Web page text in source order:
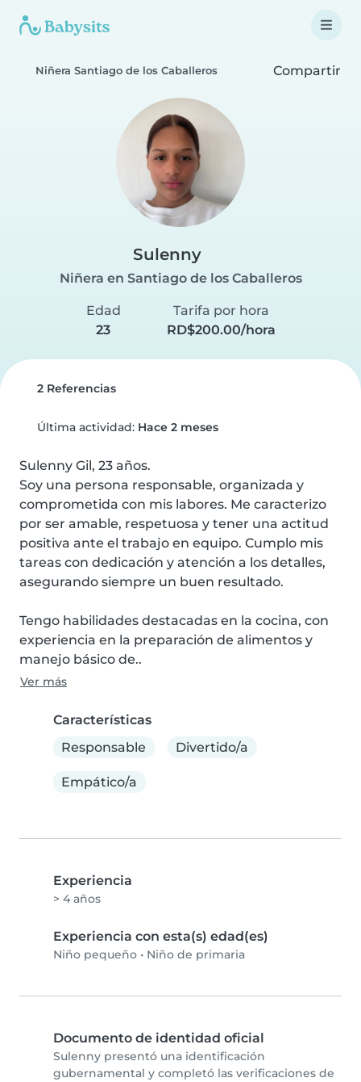
Niñera Santiago de los Caballeros Compartir
Sulenny
Niñera en Santiago de los Caballeros
Edad
23
Tarifa por hora
RD$200.00/hora
2 Referencias
Última actividad: Hace 2 meses
Sulenny Gil, 23 años.
Soy una persona responsable, organizada y
comprometida con mis labores. Me caracterizo
por ser amable, respetuosa y tener una actitud
positiva ante el trabajo en equipo. Cumplo mis
tareas con dedicación y atención a los detalles,
asegurando siempre un buen resultado.
Tengo habilidades destacadas en la cocina, con
experiencia en la preparación de alimentos y
manejo básico de..
Ver más
Características
Responsable
Divertido/a
Empático/a
Experiencia
> 4 años
Experiencia con esta(s) edad(es)
Niño pequeño • Niño de primaria
Documento de identidad oficial
Sulenny presentó una identificación
gubernamental y completó las verificaciones de